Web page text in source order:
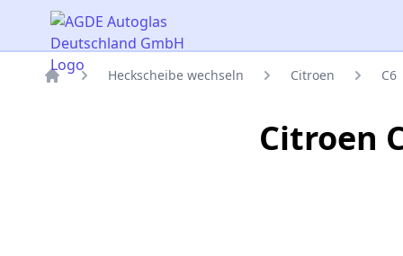
AGDE Autoglas Deutschland GmbH
Heckscheibe wechseln Citroen C6
Citroen